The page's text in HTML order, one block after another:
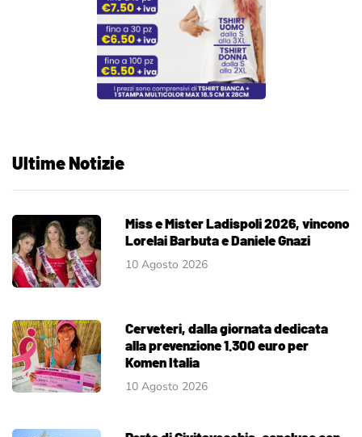
Ultime Notizie
Miss e Mister Ladispoli 2026, vincono
Lorelai Barbuta e Daniele Gnazi
10 Agosto 2026
Cerveteri, dalla giornata dedicata
alla prevenzione 1.300 euro per
Komen Italia
10 Agosto 2026